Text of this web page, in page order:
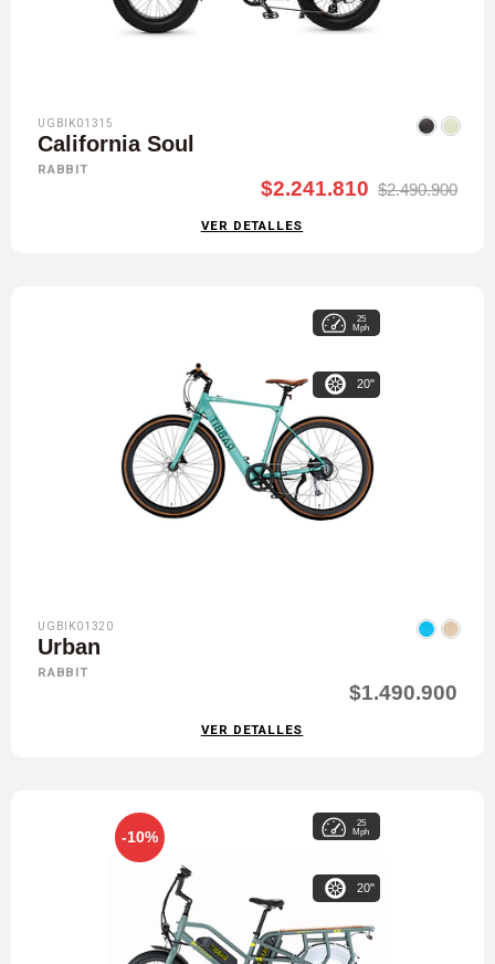
UGBIK01315
California Soul
RABBIT
$2.241.810 $2.490.900
VER DETALLES
25
Mph
20"
UGBIK01320
Urban
RABBIT
$1.490.900
VER DETALLES
-10%
25
Mph
20"